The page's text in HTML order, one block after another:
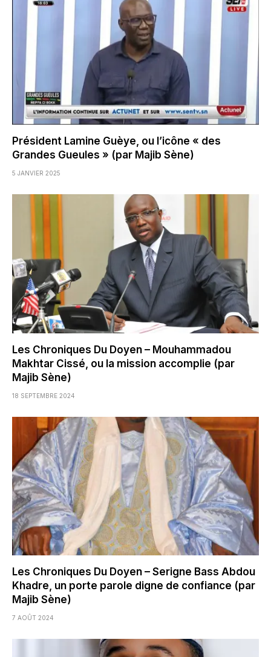
Président Lamine Guèye, ou l’icône « des
Grandes Gueules » (par Majib Sène)
5 JANVIER 2025
Les Chroniques Du Doyen – Mouhammadou
Makhtar Cissé, ou la mission accomplie (par
Majib Sène)
18 SEPTEMBRE 2024
Les Chroniques Du Doyen – Serigne Bass Abdou
Khadre, un porte parole digne de confiance (par
Majib Sène)
7 AOÛT 2024